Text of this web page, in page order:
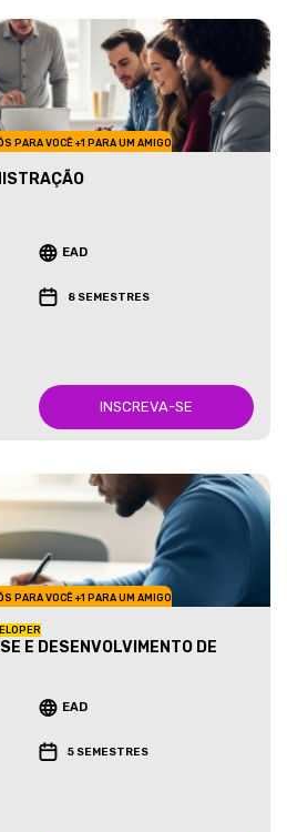
PARA VOCÊ +1 PARA UM AMIGO
EAD
8 SEMESTRES
INSCREVA-SE
PARA VOCÊ +1 PARA UM AMIGO
E DESENVOLVIMENTO DE
EAD
5 SEMESTRES